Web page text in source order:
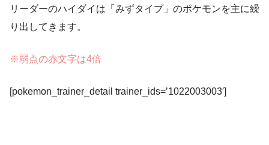
リーダーのハイダイは「みずタイプ」のポケモンを主に繰
り出してきます。
※弱点の赤文字は4倍
[pokemon_trainer_detail trainer_ids=’1022003003′]